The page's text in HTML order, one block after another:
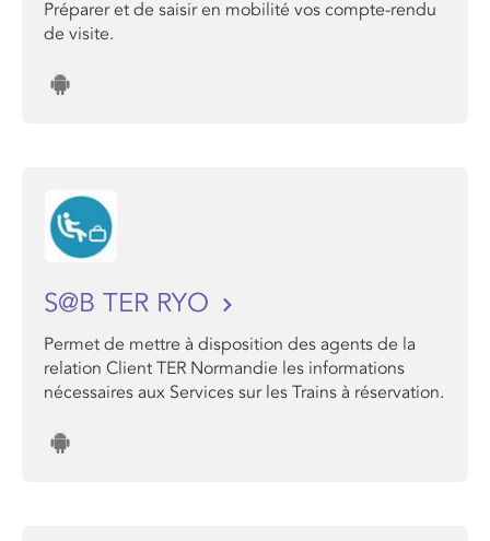
Préparer et de saisir en mobilité vos compte-rendu
de visite.
S@B TER RYO
Permet de mettre à disposition des agents de la
relation Client TER Normandie les informations
nécessaires aux Services sur les Trains à réservation.